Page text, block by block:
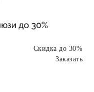
Скидка до 30%
Заказать